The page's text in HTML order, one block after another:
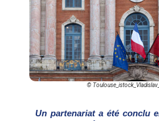
©
Un partenariat a été conclu